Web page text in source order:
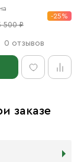
500 ₽
-25%
0 отзывов
заказе